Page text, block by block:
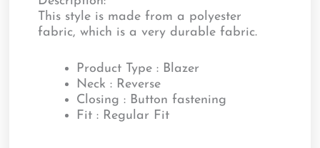
This style is made from a polyester
fabric, which is a very durable fabric.
Product Type : Blazer
Neck : Reverse
Closing : Button fastening
Fit : Regular Fit